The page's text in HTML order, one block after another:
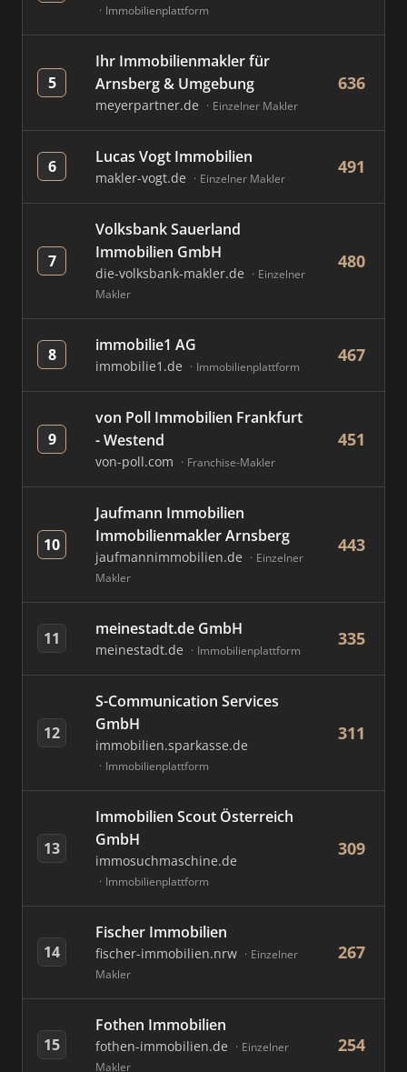
Immobilienplattform
5
Ihr Immobilienmakler für
Arnsberg & Umgebung
meyerpartner.de Einzelner Makler
636
6 Lucas Vogt Immobilien
makler-vogt.de Einzelner Makler
491
7
Volksbank Sauerland
Immobilien GmbH
die-volksbank-makler.de
Einzelner
Makler
480
8 immobilie1 AG
immobilie1.de Immobilienplattform
467
9
von Poll Immobilien Frankfurt
- Westend
von-poll.com Franchise-Makler
451
10
Jaufmann Immobilien
Immobilienmakler Arnsberg
jaufmannimmobilien.de
Einzelner
Makler
443
11 meinestadt.de GmbH
meinestadt.de Immobilienplattform
335
12
S-Communication Services
GmbH
immobilien.sparkasse.de
Immobilienplattform
311
13
Immobilien Scout Österreich
GmbH
immosuchmaschine.de
Immobilienplattform
309
14
Fischer Immobilien
fischer-immobilien.nrw
Einzelner
Makler
267
15
Fothen Immobilien
fothen-immobilien.de
Einzelner
Makler
254